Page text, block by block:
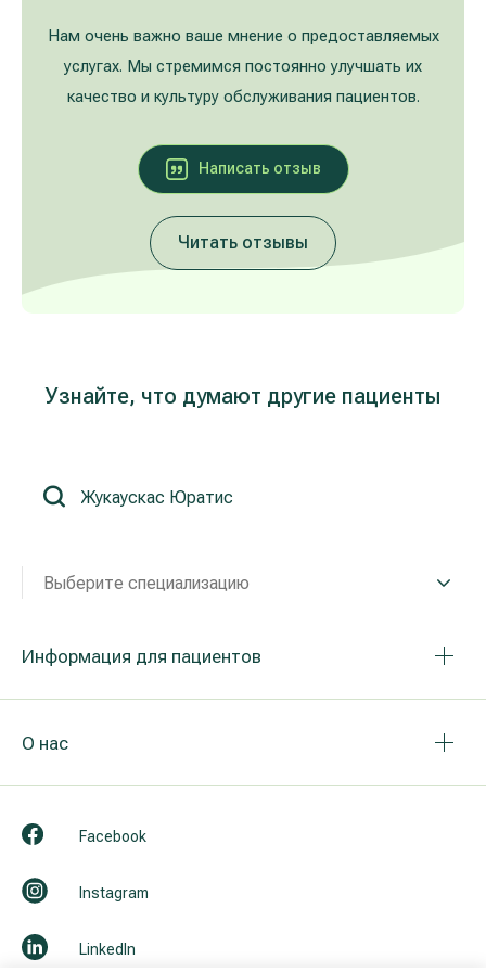
Нам очень важно ваше мнение о предоставляемых
услугах. Мы стремимся постоянно улучшать их
качество и культуру обслуживания пациентов.
Написать oтзыв
Читать отзывы
Узнайте, что думают другие пациенты
Выберите специализацию
Информация для пациентов
О нас
Facebook
Instagram
LinkedIn
Лечение расширенных вен на ногах
Неврология и психиатрия
Лечение заболеваний уха, горла, носа
Реабилитация и спортивная медицина
Все услуги
Galerija